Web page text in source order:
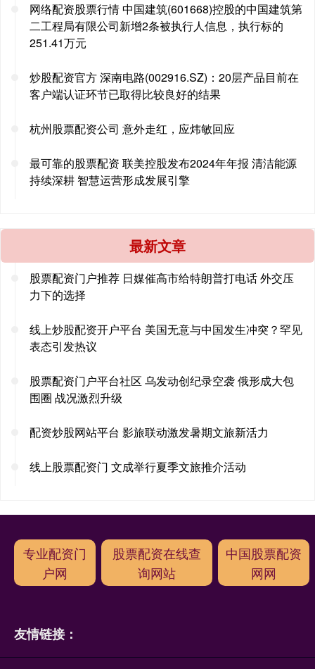
网络配资股票行情 中国建筑(601668)控股的中国建筑第
二工程局有限公司新增2条被执行人信息，执行标的
251.41万元
炒股配资官方 深南电路(002916.SZ)：20层产品目前在
客户端认证环节已取得比较良好的结果
杭州股票配资公司 意外走红，应炜敏回应
最可靠的股票配资 联美控股发布2024年年报 清洁能源
持续深耕 智慧运营形成发展引擎
最新文章
股票配资门户推荐 日媒催高市给特朗普打电话 外交压
力下的选择
线上炒股配资开户平台 美国无意与中国发生冲突？罕见
表态引发热议
股票配资门户平台社区 乌发动创纪录空袭 俄形成大包
围圈 战况激烈升级
配资炒股网站平台 影旅联动激发暑期文旅新活力
线上股票配资门 文成举行夏季文旅推介活动
专业配资门
户网
股票配资在线查
询网站
中国股票配资
网网
友情链接：